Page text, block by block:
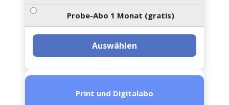
Probe-Abo 1 Monat (gratis)
Auswählen
Print und Digitalabo